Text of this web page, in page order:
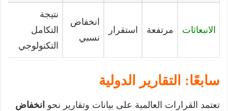
الانبعاثات مرتفعة استقرار
انخفاض
نسبي
نتيجة
التكامل
التكنولوجي
سابعًا: التقارير الدولية
تعتمد القرارات العالمية على بيانات وتقارير نحو انخفاض